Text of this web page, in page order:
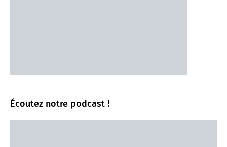
Écoutez notre podcast !